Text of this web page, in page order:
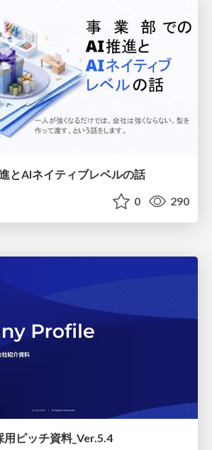
とAIネイティブレベルの話
0 290
用ピッチ資料_Ver.5.4